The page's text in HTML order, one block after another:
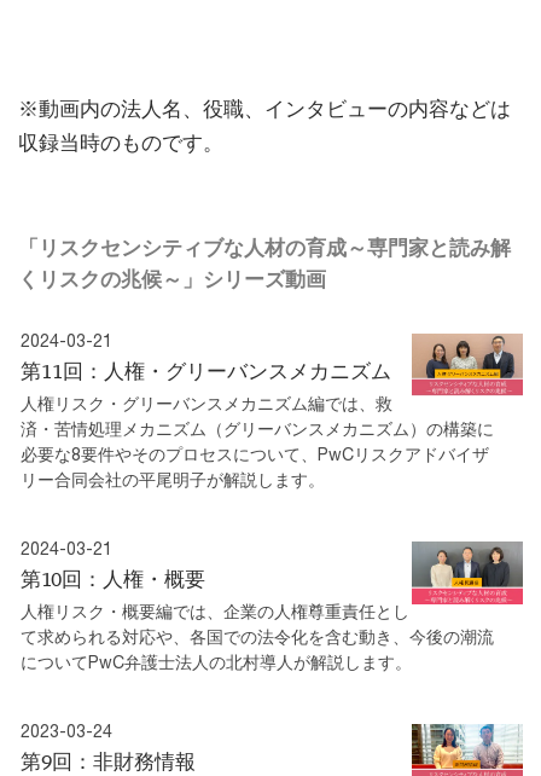
※動画内の法人名、役職、インタビューの内容などは
収録当時のものです。
「リスクセンシティブな人材の育成～専門家と読み解
くリスクの兆候～」シリーズ動画
2024-03-21
第11回：人権・グリーバンスメカニズム
人権リスク・グリーバンスメカニズム編では、救
済・苦情処理メカニズム（グリーバンスメカニズム）の構築に
必要な8要件やそのプロセスについて、PwCリスクアドバイザ
リー合同会社の平尾明子が解説します。
2024-03-21
第10回：人権・概要
人権リスク・概要編では、企業の人権尊重責任とし
て求められる対応や、各国での法令化を含む動き、今後の潮流
についてPwC弁護士法人の北村導人が解説します。
2023-03-24
第9回：非財務情報